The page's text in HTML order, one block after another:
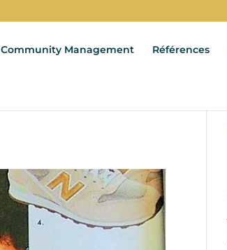
Community Management Références